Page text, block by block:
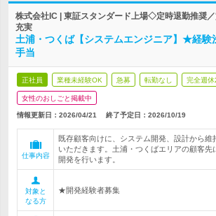
株式会社IC | 東証スタンダード上場◇定時退勤推奨
充実
土浦・つくば【システムエンジニア】★経
手当
正社員 業種未経験OK 急募 転勤なし 完全週休
女性のおしごと掲載中
情報更新日：2026/04/21 終了予定日： 2026/10/19
仕事内容
既存顧客向けに、システム開発、設計から維
いただきます。土浦・つくばエリアの顧客先
開発を行います。
対象と
なる方
★開発経験者募集